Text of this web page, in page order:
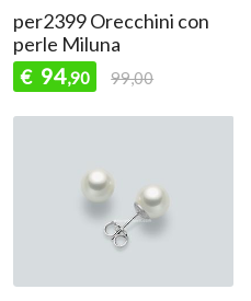
per2399 Orecchini con
perle Miluna
€ 94,90 99,00